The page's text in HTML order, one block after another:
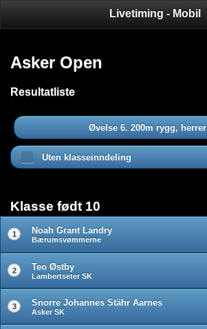
Livetiming - Mobil
Asker Open
Resultatliste
Øvelse 6. 200m rygg, herrer
Uten klasseinndeling
Klasse født 10
1 Noah Grant Landry
Bærumsvømmerne
2 Teo Østby
Lambertseter SK
3 Snorre Johannes Stähr Aarnes
Asker SK